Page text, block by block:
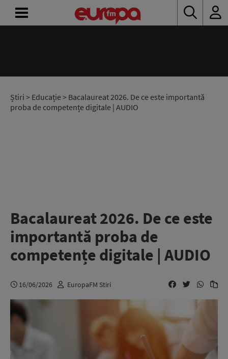
Știri > Educație> Bacalaureat 2026. De ce este importantă
proba de competențe digitale | AUDIO
Bacalaureat 2026. De ce este
importantă proba de
competențe digitale | AUDIO
16/06/2026 EuropaFM Stiri
RADIO